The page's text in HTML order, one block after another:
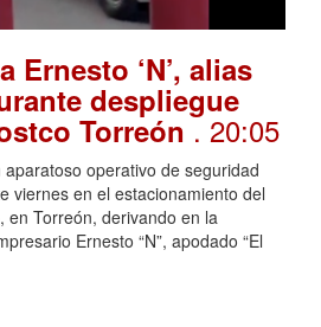
Ernesto ‘N’, alias
despliegue
Torreón. 20:05
aparatoso operativo de seguridad
viernes en el estacionamiento del
en Torreón, derivando en la
Ernesto “N”, apodado “El